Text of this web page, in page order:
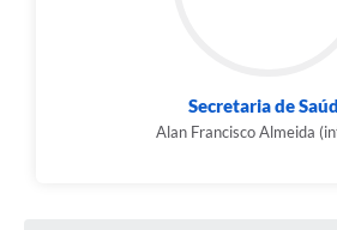
Secretaria de
Alan Francisco Almeida